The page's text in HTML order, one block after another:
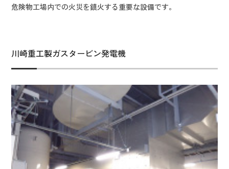
危険物工場内での火災を鎮火する重要な設備です。
川崎重工製ガスタービン発電機